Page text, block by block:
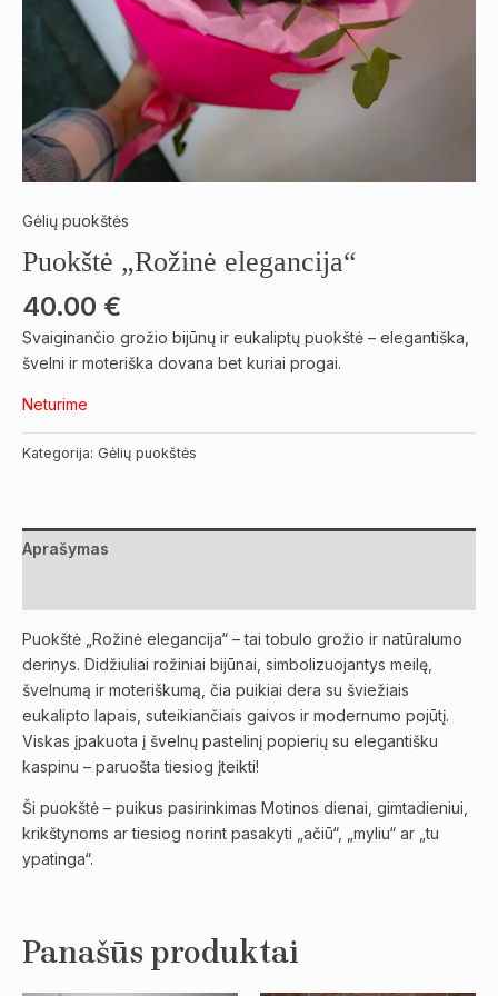
Gėlių puokštės
Puokštė „Rožinė elegancija“
40.00 €
Svaiginančio grožio bijūnų ir eukaliptų puokštė – elegantiška,
švelni ir moteriška dovana bet kuriai progai.
Neturime
Kategorija: Gėlių puokštės
Aprašymas
Puokštė „Rožinė elegancija“ – tai tobulo grožio ir natūralumo
derinys. Didžiuliai rožiniai bijūnai, simbolizuojantys meilę,
švelnumą ir moteriškumą, čia puikiai dera su šviežiais
eukalipto lapais, suteikiančiais gaivos ir modernumo pojūtį.
Viskas įpakuota į švelnų pastelinį popierių su elegantišku
kaspinu – paruošta tiesiog įteikti!
Ši puokštė – puikus pasirinkimas Motinos dienai, gimtadieniui,
krikštynoms ar tiesiog norint pasakyti „ačiū“, „myliu“ ar „tu
ypatinga“.
Panašūs produktai